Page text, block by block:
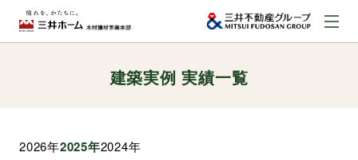
お問い合わせ
建築実例 実績一覧
2026年2025年2024年